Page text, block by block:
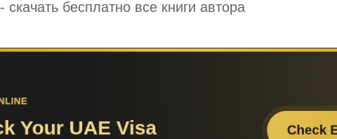
- скачать бесплатно все книги автора